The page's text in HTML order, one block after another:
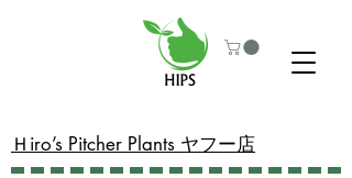
​Ｈiro’s Pitcher Plants ヤフー店